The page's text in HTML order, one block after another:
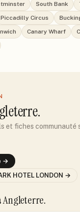
South Bank
Piccadilly Circus
Canary Wharf
.
et fiches communauté
→
HOTEL LONDON →
Angleterre.